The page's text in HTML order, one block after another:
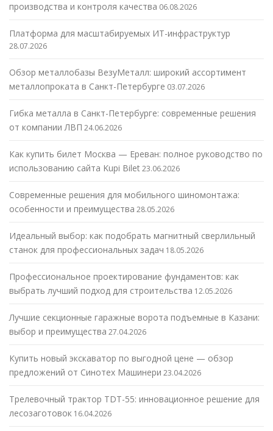
производства и контроля качества 06.08.2026
Платформа для масштабируемых ИТ-инфраструктур
28.07.2026
Обзор металлобазы ВезуМеталл: широкий ассортимент
металлопроката в Санкт-Петербурге 03.07.2026
Гибка металла в Санкт-Петербурге: современные решения
от компании ЛВП 24.06.2026
Как купить билет Москва — Ереван: полное руководство по
использованию сайта Kupi Bilet23.06.2026
Современные решения для мобильного шиномонтажа:
особенности и преимущества 28.05.2026
Идеальный выбор: как подобрать магнитный сверлильный
станок для профессиональных задач 18.05.2026
Профессиональное проектирование фундаментов: как
выбрать лучший подход для строительства 12.05.2026
Лучшие секционные гаражные ворота подъемные в Казани:
выбор и преимущества 27.04.2026
Купить новый экскаватор по выгодной цене — обзор
предложений от Синотех Машинери 23.04.2026
Трелевочный трактор TDT-55: инновационное решение для
лесозаготовок 16.04.2026